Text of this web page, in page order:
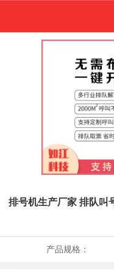
排号机生产厂家 排队叫
产品规格：